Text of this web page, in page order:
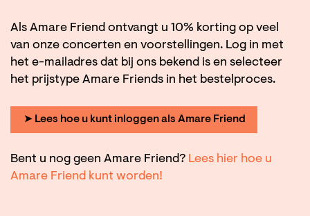
Als Amare Friend ontvangt u 10% korting op veel
van onze concerten en voorstellingen. Log in met
het e-mailadres dat bij ons bekend is en selecteer
het prijstype Amare Friends in het bestelproces.
➤ Lees hoe u kunt inloggen als Amare Friend
Bent u nog geen Amare Friend? Lees hier hoe u
Amare Friend kunt worden!